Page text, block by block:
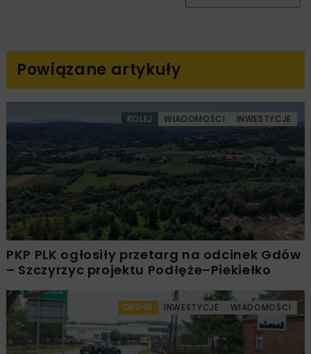
Powiązane artykuły
KOLEJ WIADOMOŚCI INWESTYCJE
PKP PLK ogłosiły przetarg na odcinek Gdów
– Szczyrzyc projektu Podłęże–Piekiełko
DROGI INWESTYCJE WIADOMOŚCI